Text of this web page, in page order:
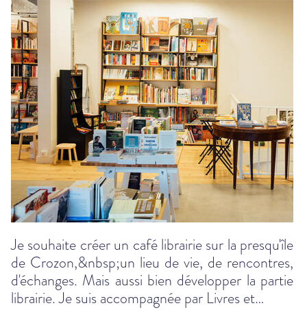
Je souhaite créer un café librairie sur la presqu'île
de Crozon,&nbsp;un lieu de vie, de rencontres,
d'échanges. Mais aussi bien développer la partie
librairie. Je suis accompagnée par Livres et…